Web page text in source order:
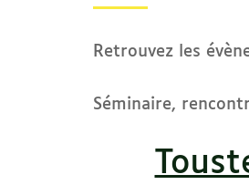
Retrouvez les
Séminaire,